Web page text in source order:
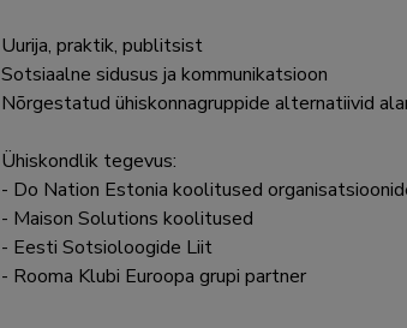
Uurija, praktik, publitsist
Sotsiaalne sidusus ja kommunikatsioon
Nõrgestatud ühiskonnagruppide alternatiivid
Ühiskondlik tegevus:
- Do Nation Estonia koolitused
- Maison Solutions koolitused
- Eesti Sotsioloogide Liit
- Rooma Klubi Euroopa grupi partner